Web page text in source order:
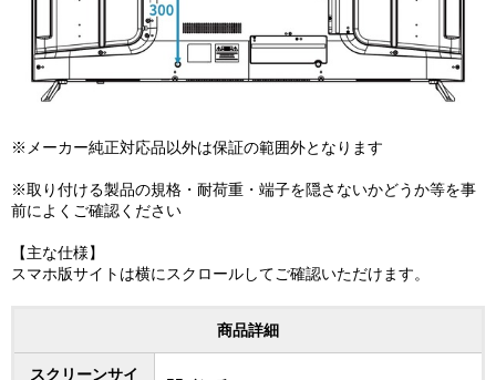
※メーカー純正対応品以外は保証の範囲外となります
※取り付ける製品の規格・耐荷重・端子を隠さないかどうか等を事
前によくご確認ください
【主な仕様】
スマホ版サイトは横にスクロールしてご確認いただけます。
商品詳細
スクリーンサイ